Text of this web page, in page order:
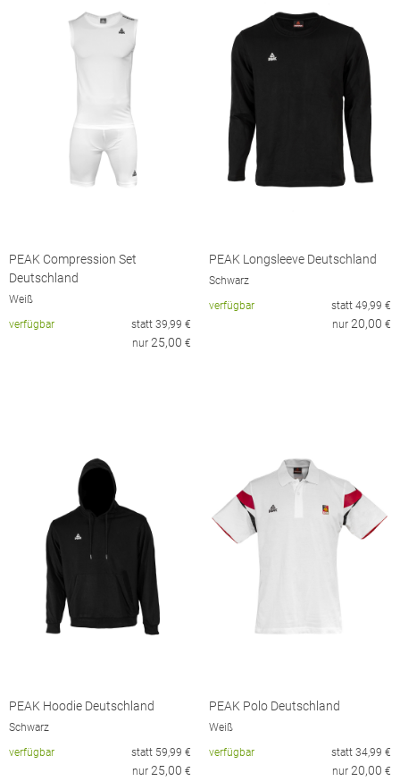
PEAK Compression Set
Deutschland
Weiß
verfügbar
statt 39,99 €
nur 25,00 €
PEAK Longsleeve Deutschland
Schwarz
verfügbar
statt 49,99 €
nur 20,00 €
PEAK Hoodie Deutschland
Schwarz
verfügbar
statt 59,99 €
nur 25,00 €
PEAK Polo Deutschland
Weiß
verfügbar
statt 34,99 €
nur 20,00 €